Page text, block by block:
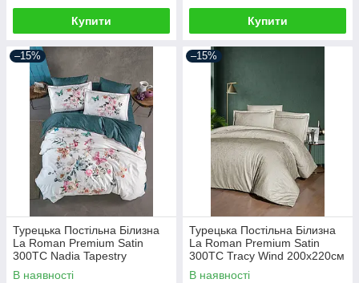
Купити Купити
–15%
Турецька Постільна Білизна
La Roman Premium Satin
300TC Nadia Tapestry
200х220см
В наявності
–15%
Турецька Постільна Білизна
La Roman Premium Satin
300TC Tracy Wind 200х220см
В наявності